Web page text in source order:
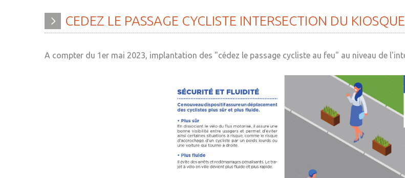
CEDEZ LE PASSAGE CYCLISTE INTERSECTION DU KIOSQUE
A compter du 1er mai 2023, implantation des "cédez le passage cycliste au feu" au niveau de